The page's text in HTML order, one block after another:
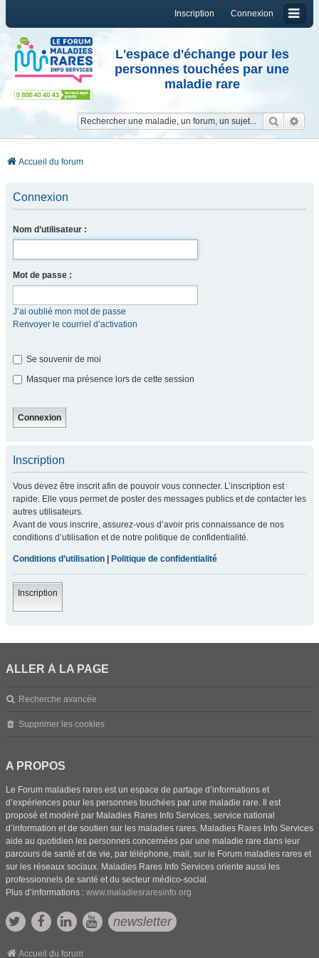
Connexion
Inscription
L'espace d'échange pour les
personnes touchées par une
maladie rare
Accueil du forum
Connexion
Nom d’utilisateur :
Mot de passe :
J’ai oublié mon mot de passe
Renvoyer le courriel d’activation
Se souvenir de moi
Masquer ma présence lors de cette session
Inscription
Vous devez être inscrit afin de pouvoir vous connecter. L’inscription est
rapide. Elle vous permet de poster des messages publics et de contacter les
autres utilisateurs.
Avant de vous inscrire, assurez-vous d’avoir pris connaissance de nos
conditions d’utilisation et de notre politique de confidentialité.
Conditions d’utilisation Politique de confidentialité
Inscription
ALLER À LA PAGE
Recherche avancée
Supprimer les cookies
A PROPOS
Le Forum maladies rares est un espace de partage d’informations et
d’expériences pour les personnes touchées par une maladie rare. Il est
proposé et modéré par Maladies Rares Info Services, service national
d’information et de soutien sur les maladies rares. Maladies Rares Info Services
aide au quotidien les personnes concernées par une maladie rare dans leur
parcours de santé et de vie, par téléphone, mail, sur le Forum maladies rares et
sur les réseaux sociaux. Maladies Rares Info Services oriente aussi les
professionnels de santé et du secteur médico-social.
Plus d’informations : www.maladiesraresinfo.org
newsletter
Accueil du forum